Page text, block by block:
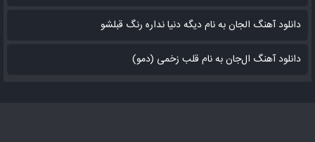
دانلود آهنگ الجان به نام دیگه دنیا نداره رنگ قبلشو
دانلود آهنگ ال‌جان به نام قلب زخمی (دمو)